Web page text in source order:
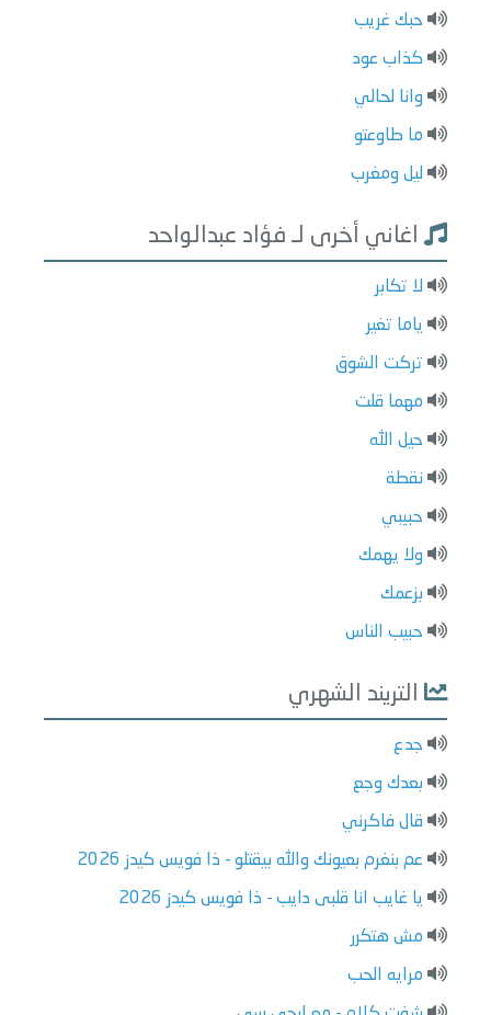
حبك غريب
كذاب عود
وانا لحالي
ما طاوعتو
ليل ومغرب
اغاني أخرى لـ فؤاد عبدالواحد
لا تكابر
ياما تغير
تركت الشوق
مهما قلت
حيل الله
نقطة
حبيبي
ولا يهمك
بزعمك
حبيب الناس
التريند الشهري
جدع
بعدك وجع
قال فاكرني
عم بنغرم بعيونك والله بيقتلو - ذا فويس كيدز 2026
يا غايب انا قلبى دايب - ذا فويس كيدز 2026
مش هتكرر
مرايه الحب